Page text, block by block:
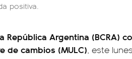
positiva.
República Argentina (BCRA)
de cambios (MULC), este